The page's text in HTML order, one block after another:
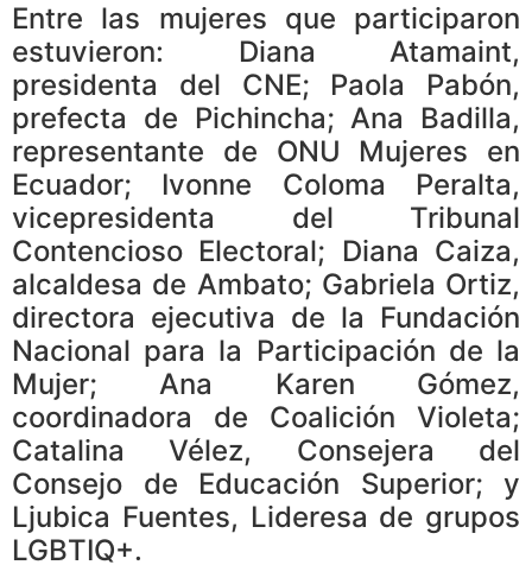
Entre las mujeres que participaron
estuvieron: Diana Atamaint,
presidenta del CNE; Paola Pabón,
prefecta de Pichincha; Ana Badilla,
representante de ONU Mujeres en
Ecuador; Ivonne Coloma Peralta,
vicepresidenta del Tribunal
Contencioso Electoral; Diana Caiza,
alcaldesa de Ambato; Gabriela Ortiz,
directora ejecutiva de la Fundación
Nacional para la Participación de la
Mujer; Ana Karen Gómez,
coordinadora de Coalición Violeta;
Catalina Vélez, Consejera del
Consejo de Educación Superior; y
Ljubica Fuentes, Lideresa de grupos
LGBTIQ+.